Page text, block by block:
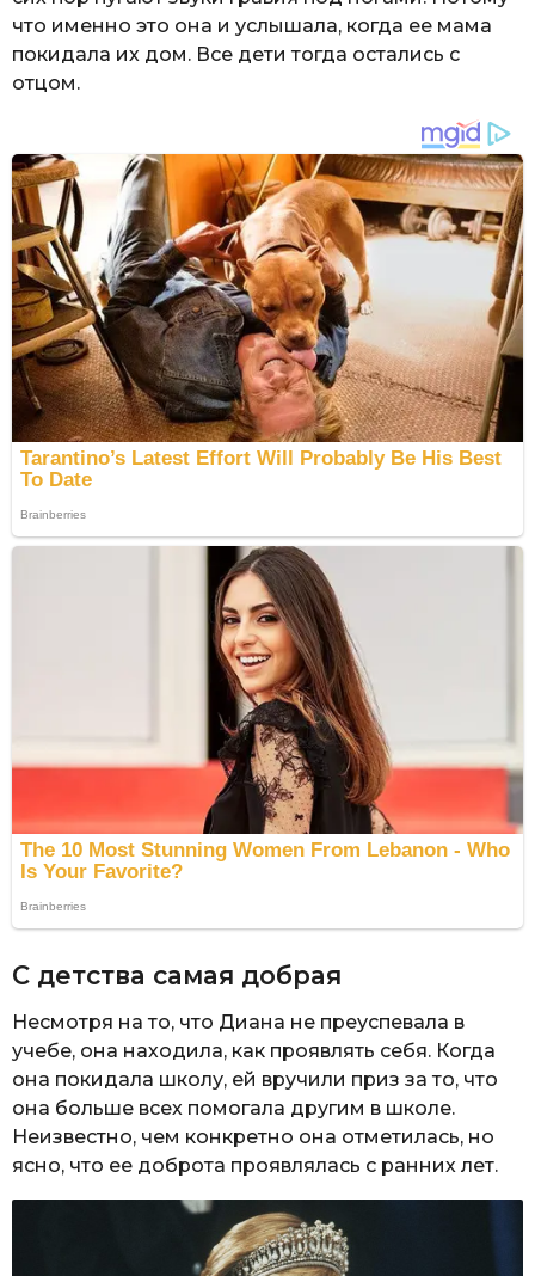
что именно это она и услышала, когда ее мама
покидала их дом. Все дети тогда остались с
отцом.
С детства самая добрая
Несмотря на то, что Диана не преуспевала в
учебе, она находила, как проявлять себя. Когда
она покидала школу, ей вручили приз за то, что
она больше всех помогала другим в школе.
Неизвестно, чем конкретно она отметилась, но
ясно, что ее доброта проявлялась с ранних лет.